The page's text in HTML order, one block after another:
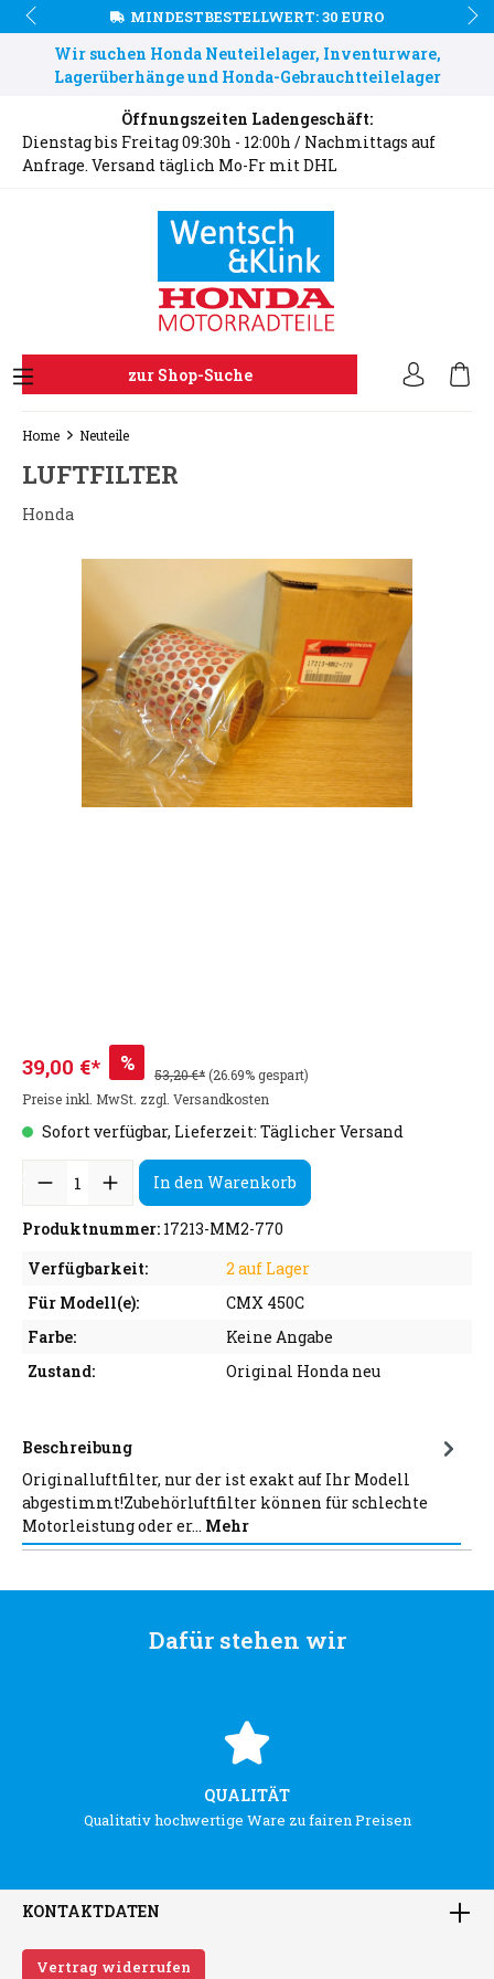
MINDESTBESTELLWERT: 30 EURO
Wir suchen Honda Neuteilelager, Inventurware,
Lagerüberhänge und Honda-Gebrauchtteilelager
Öffnungszeiten Ladengeschäft:
Dienstag bis Freitag 09:30h - 12:00h / Nachmittags auf
Anfrage. Versand täglich Mo-Fr mit DHL
zur Shop-Suche
Home Neuteile
LUFTFILTER
Honda
39,00 €* % 53,20 €*(26.69% gespart)
Preise inkl. MwSt. zzgl. Versandkosten
Sofort verfügbar, Lieferzeit: Täglicher Versand
In den Warenkorb
Produktnummer: 17213-MM2-770
Verfügbarkeit:
2 auf Lager
Für Modell(e):
CMX 450C
Farbe:
Keine Angabe
Zustand:
Original Honda neu
Beschreibung
Originalluftfilter, nur der ist exakt auf Ihr Modell
abgestimmt!Zubehörluftfilter können für schlechte
Motorleistung oder er… Mehr
Dafür stehen wir
QUALITÄT
Qualitativ hochwertige Ware zu fairen Preisen
KONTAKTDATEN
Vertrag widerrufen